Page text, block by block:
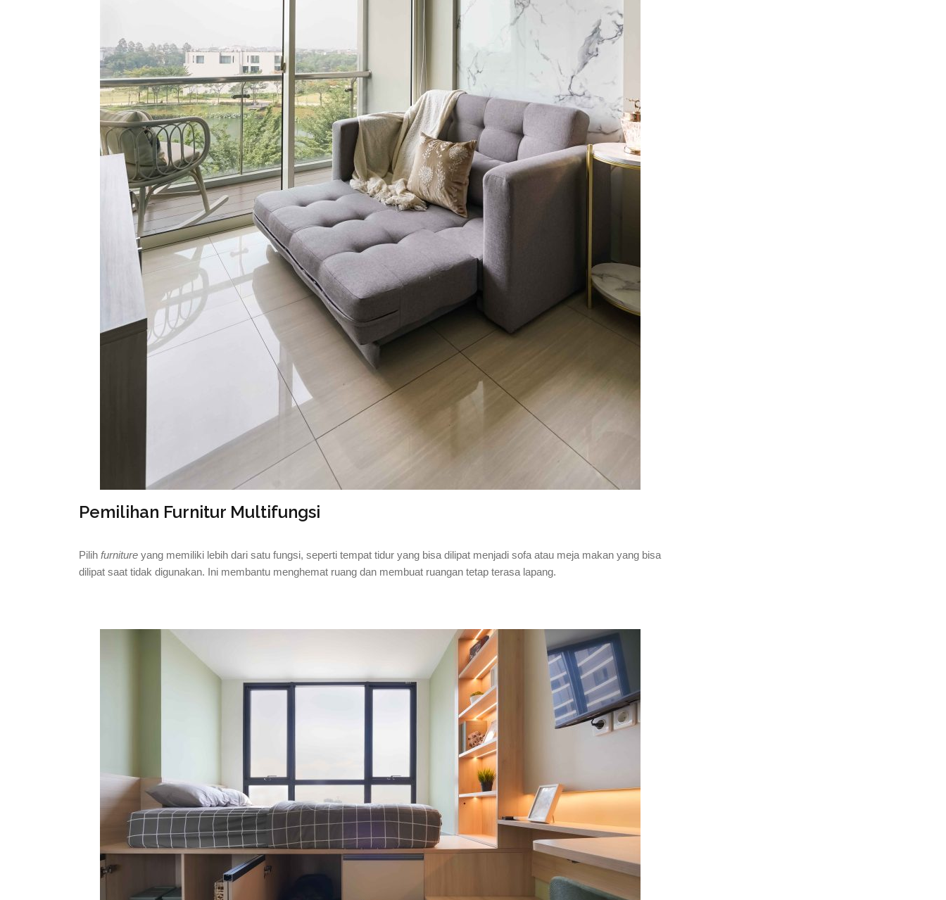
Pemilihan Furnitur Multifungsi
Pilih furniture yang memiliki lebih dari satu fungsi, seperti tempat tidur yang bisa dilipat menjadi sofa atau meja makan yang bisa
dilipat saat tidak digunakan. Ini membantu menghemat ruang dan membuat ruangan tetap terasa lapang.